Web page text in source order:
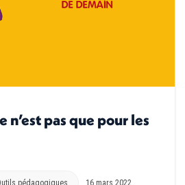
n’est pas que pour les
pédagogiques 16 mars 2022